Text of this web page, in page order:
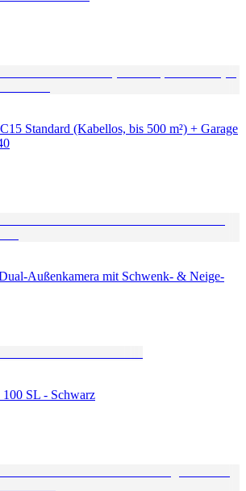
Standard (Kabellos, bis 500 m²) + Garage
Außenkamera mit Schwenk- & Neige-
100 SL - Schwarz